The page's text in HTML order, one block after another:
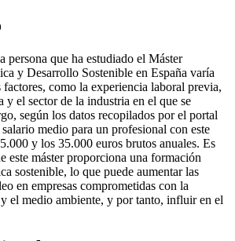
persona que ha estudiado el Máster
y Desarrollo Sostenible en España varía
como la experiencia laboral previa,
y el sector de la industria en el que se
según los datos recopilados por el portal
medio para un profesional con este
y los 35.000 euros brutos anuales. Es
este máster proporciona una formación
sostenible, lo que puede aumentar las
en empresas comprometidas con la
el medio ambiente, y por tanto, influir en el